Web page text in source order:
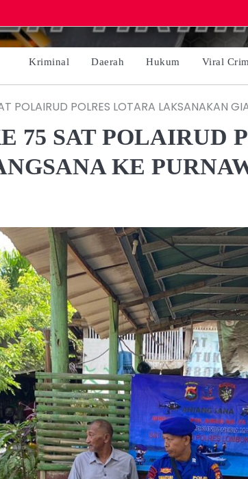
Kriminal Daerah Hukum Viral
POLAIRUD POLRES LOTARA LAKSANAKAN
75 SAT POLAIRUD
KE